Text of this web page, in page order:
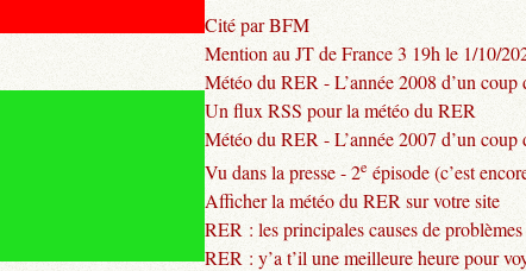
Cité par BFM
Mention au JT de France 3 19h le 1/10/
Météo du RER - L’année 2008 d’un coup
Un flux RSS pour la météo du RER
Météo du RER - L’année 2007 d’un coup
Vu dans la presse - 2e épisode (c’est
Afficher la météo du RER sur votre site
RER : les principales causes de problèmes
RER : y’a t’il une meilleure heure pour